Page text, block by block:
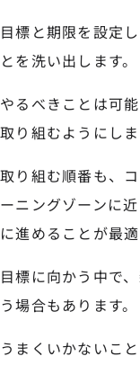
目標と期限を設定
とを洗い出します。
やるべきことは可
取り組むようにしま
取り組む順番も、
ーニングゾーンに
に進めることが最適
目標に向かう中で
う場合もあります。
うまくいかないこ